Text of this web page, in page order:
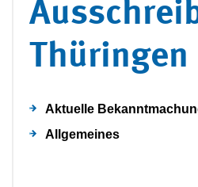
Thüringen
Aktuelle
Allgemeines